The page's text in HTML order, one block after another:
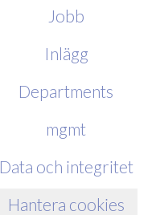
Jobb
Inlägg
Departments
mgmt
Data och integritet
Hantera cookies